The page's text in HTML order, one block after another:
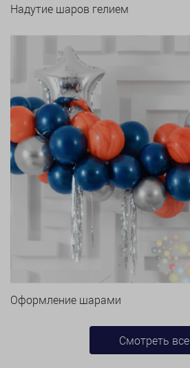
Надутие шаров гелием
Оформление шарами
Смотреть все